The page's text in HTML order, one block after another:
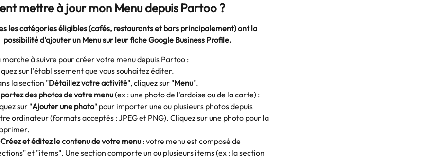
mettre à jour mon Menu depuis Partoo ?
les catégories éligibles (cafés, restaurants et bars principalement) ont la
possibilité d'ajouter un Menu sur leur fiche Google Business Profile.
marche à suivre pour créer votre menu depuis Partoo :
sur l'établissement que vous souhaitez éditer.
la section "Détaillez votre activité", cliquez sur "Menu".
des photos de votre menu (ex : une photo de l'ardoise ou de la carte) :
sur "Ajouter une photo" pour importer une ou plusieurs photos depuis
ordinateur (formats acceptés : JPEG et PNG). Cliquez sur une photo pour la
et éditez le contenu de votre menu : votre menu est composé de
et "items". Une section comporte un ou plusieurs items (ex : la section